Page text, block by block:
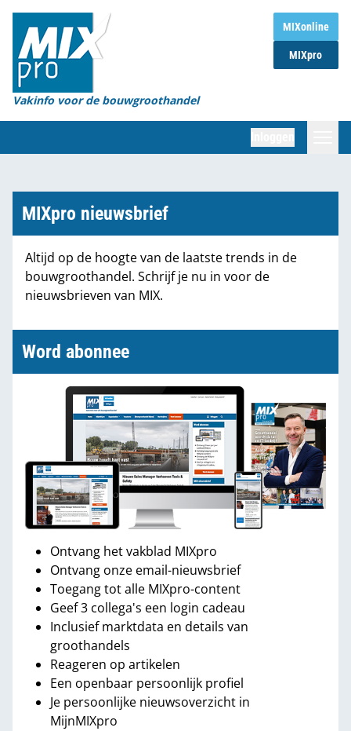
MIXonline
MIXpro
Vakinfo voor de bouwgroothandel
Home
Magazines
Organisaties
Marktcijfers
Partners
MIXpro nieuwsbrief
Altijd op de hoogte van de laatste trends in de
bouwgroothandel. Schrijf je nu in voor de
nieuwsbrieven van MIX.
Word abonnee
Ontvang het vakblad MIXpro
Ontvang onze email-nieuwsbrief
Toegang tot alle MIXpro-content
Geef 3 collega's een login cadeau
Inclusief marktdata en details van
groothandels
Reageren op artikelen
Een openbaar persoonlijk profiel
Je persoonlijke nieuwsoverzicht in
MijnMIXpro